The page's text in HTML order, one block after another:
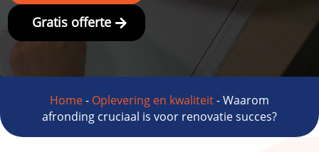
Gratis offerte
Home- Oplevering en kwaliteit-Waarom
afronding cruciaal is voor renovatie succes?